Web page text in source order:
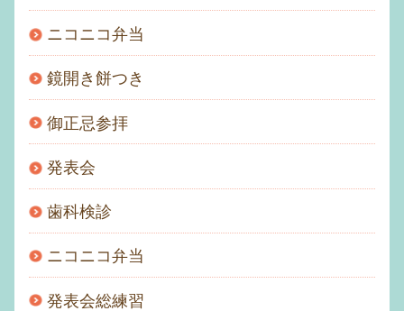
ニコニコ弁当
鏡開き餅つき
御正忌参拝
発表会
歯科検診
ニコニコ弁当
発表会総練習